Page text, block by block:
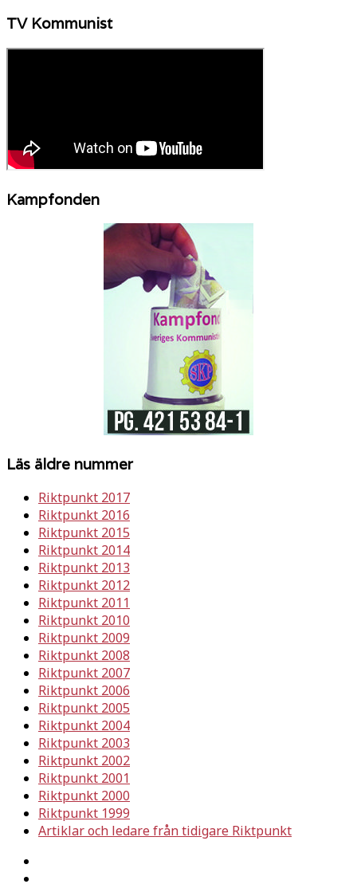
TV Kommunist
Kampfonden
Läs äldre nummer
Riktpunkt 2017
Riktpunkt 2016
Riktpunkt 2015
Riktpunkt 2014
Riktpunkt 2013
Riktpunkt 2012
Riktpunkt 2011
Riktpunkt 2010
Riktpunkt 2009
Riktpunkt 2008
Riktpunkt 2007
Riktpunkt 2006
Riktpunkt 2005
Riktpunkt 2004
Riktpunkt 2003
Riktpunkt 2002
Riktpunkt 2001
Riktpunkt 2000
Riktpunkt 1999
Artiklar och ledare från tidigare Riktpunkt